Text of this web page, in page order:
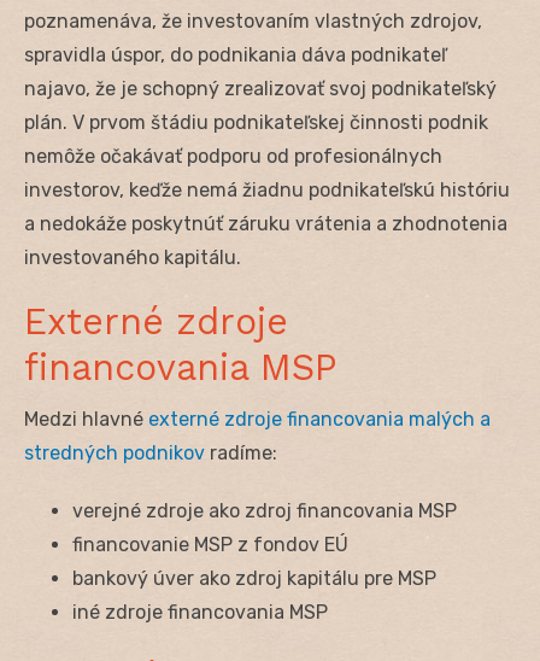
poznamenáva, že investovaním vlastných zdrojov,
spravidla úspor, do podnikania dáva podnikateľ
najavo, že je schopný zrealizovať svoj podnikateľský
plán. V prvom štádiu podnikateľskej činnosti podnik
nemôže očakávať podporu od profesionálnych
investorov, keďže nemá žiadnu podnikateľskú históriu
a nedokáže poskytnúť záruku vrátenia a zhodnotenia
investovaného kapitálu.
Externé zdroje
financovania MSP
Medzi hlavné externé zdroje financovania malých a
stredných podnikov radíme:
verejné zdroje ako zdroj financovania MSP
financovanie MSP z fondov EÚ
bankový úver ako zdroj kapitálu pre MSP
iné zdroje financovania MSP